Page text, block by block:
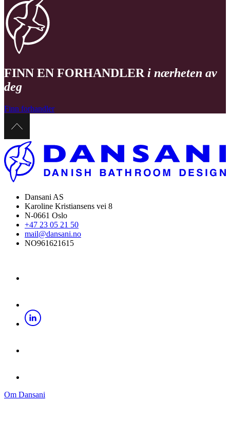
FINN EN FORHANDLER i nærheten av
deg
Finn forhandler
Dansani AS
Karoline Kristiansens vei 8
N-0661 Oslo
+47 23 05 21 50
mail@dansani.no
NO961621615
Om Dansani